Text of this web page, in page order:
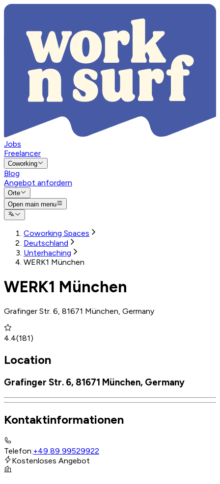
Jobs
Freelancer
Coworking
Blog
Angebot anfordern
Orte
Open main menu
Coworking Spaces
Deutschland
Unterhaching
WERK1 München
WERK1 München
Grafinger Str. 6, 81671 München, Germany
4.4(181)
Location
Grafinger Str. 6, 81671 München, Germany
Kontaktinformationen
Telefon:+49 89 99529922
Kostenloses Angebot